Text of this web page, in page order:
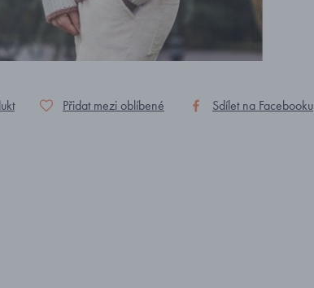
Přidat mezi oblíbené Sdílet na Facebooku